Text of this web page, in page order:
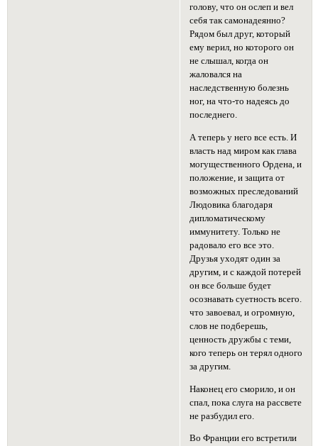
голову, что он ослеп и вел
себя так самонадеянно?
Рядом был друг, который
ему верил, но которого он
не слышал, когда он
жаловался на
наследственную болезнь
ног, на что-то надеясь до
последнего.
А теперь у него все есть. И
власть над миром как глава
могущественного Ордена, и
положение, и защита от
возможных преследований
Людовика благодаря
дипломатическому
иммунитету. Только не
радовало его все это.
Друзья уходят один за
другим, и с каждой потерей
он все больше будет
осознавать суетность всего.
что завоевал, и огромную,
слов не подберешь,
ценность дружбы с теми,
кого теперь он терял одного
за другим.
Наконец его сморило, и он
спал, пока слуга на рассвете
не разбудил его.
Во Франции его встретили